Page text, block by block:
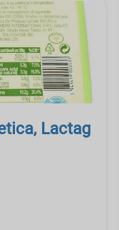
Lactag